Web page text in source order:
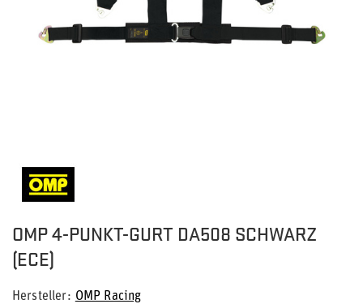
OMP 4-PUNKT-GURT DA508 SCHWARZ
(ECE)
Hersteller
OMP Racing